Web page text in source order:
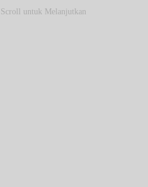
untuk Melanjutkan